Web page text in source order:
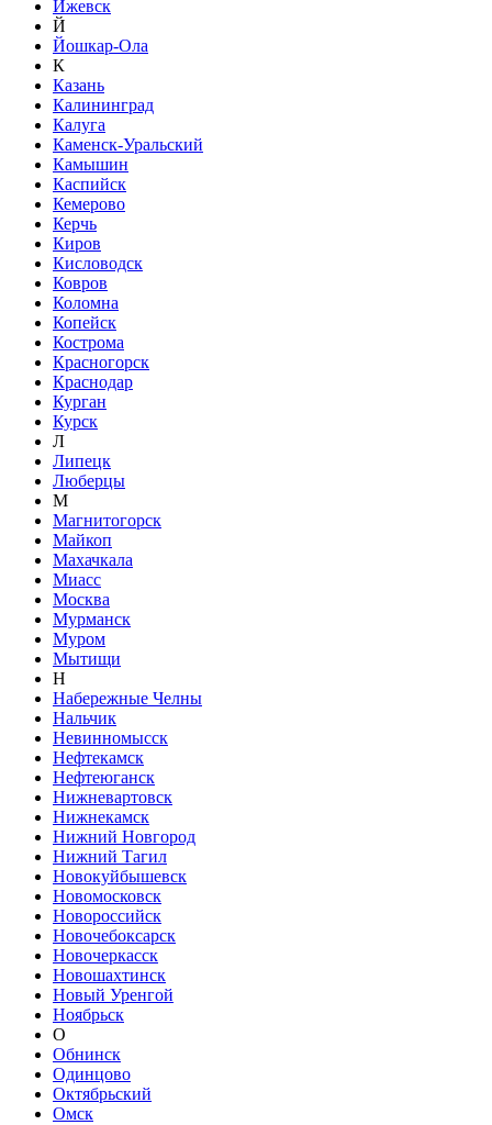
Ижевск
Й
Йошкар-Ола
К
Казань
Калининград
Калуга
Каменск-Уральский
Камышин
Каспийск
Кемерово
Керчь
Киров
Кисловодск
Ковров
Коломна
Копейск
Кострома
Красногорск
Краснодар
Курган
Курск
Л
Липецк
Люберцы
М
Магнитогорск
Майкоп
Махачкала
Миасс
Москва
Мурманск
Муром
Мытищи
Н
Набережные Челны
Нальчик
Невинномысск
Нефтекамск
Нефтеюганск
Нижневартовск
Нижнекамск
Нижний Новгород
Нижний Тагил
Новокуйбышевск
Новомосковск
Новороссийск
Новочебоксарск
Новочеркасск
Новошахтинск
Новый Уренгой
Ноябрьск
О
Обнинск
Одинцово
Октябрьский
Омск